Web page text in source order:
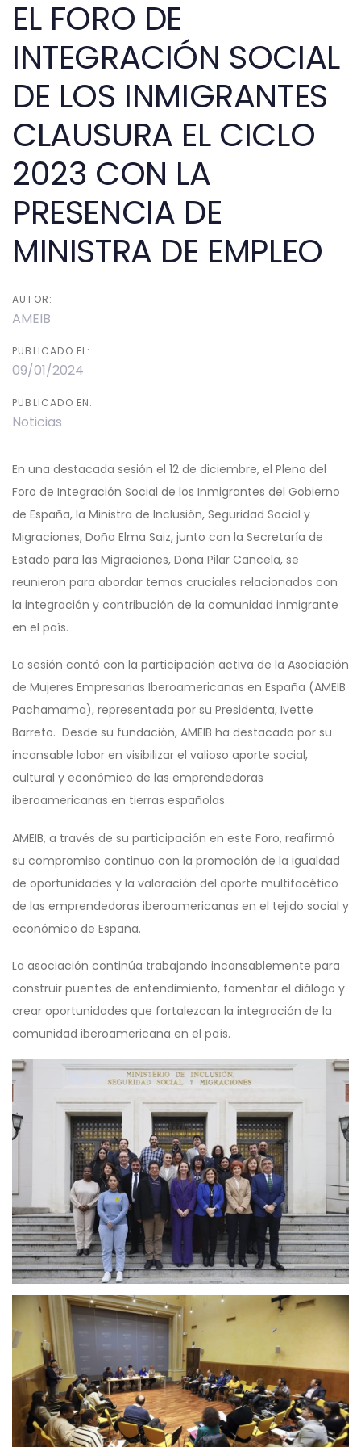
EL FORO DE
INTEGRACIÓN SOCIAL
DE LOS INMIGRANTES
CLAUSURA EL CICLO
2023 CON LA
PRESENCIA DE
MINISTRA DE EMPLEO
AUTOR:
AMEIB
PUBLICADO EL:
09/01/2024
PUBLICADO EN:
Noticias
En una destacada sesión el 12 de diciembre, el Pleno del
Foro de Integración Social de los Inmigrantes del Gobierno
de España, la Ministra de Inclusión, Seguridad Social y
Migraciones, Doña Elma Saiz, junto con la Secretaría de
Estado para las Migraciones, Doña Pilar Cancela, se
reunieron para abordar temas cruciales relacionados con
la integración y contribución de la comunidad inmigrante
en el país.
La sesión contó con la participación activa de la Asociación
de Mujeres Empresarias Iberoamericanas en España (AMEIB
Pachamama), representada por su Presidenta, Ivette
Barreto. Desde su fundación, AMEIB ha destacado por su
incansable labor en visibilizar el valioso aporte social,
cultural y económico de las emprendedoras
iberoamericanas en tierras españolas.
AMEIB, a través de su participación en este Foro, reafirmó
su compromiso continuo con la promoción de la igualdad
de oportunidades y la valoración del aporte multifacético
de las emprendedoras iberoamericanas en el tejido social y
económico de España.
La asociación continúa trabajando incansablemente para
construir puentes de entendimiento, fomentar el diálogo y
crear oportunidades que fortalezcan la integración de la
comunidad iberoamericana en el país.